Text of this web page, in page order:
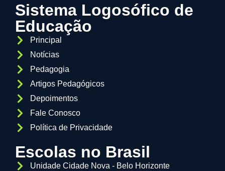
Sistema Logosófico de
Educação
Principal
Notícias
Pedagogia
Artigos Pedagógicos
Depoimentos
Fale Conosco
Política de Privacidade
Escolas no Brasil
Unidade Cidade Nova - Belo Horizonte